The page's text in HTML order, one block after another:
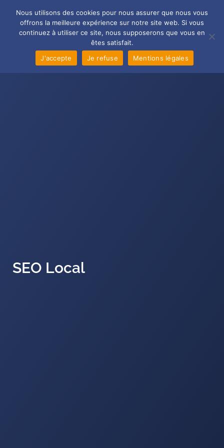
Main
SEO Local
Nous utilisons des cookies pour nous assurer que nous vous
offrons la meilleure expérience sur notre site web. Si vous
continuez à utiliser ce site, nous supposerons que vous en
êtes satisfait.
J'accepte
Je refuse Mentions légales